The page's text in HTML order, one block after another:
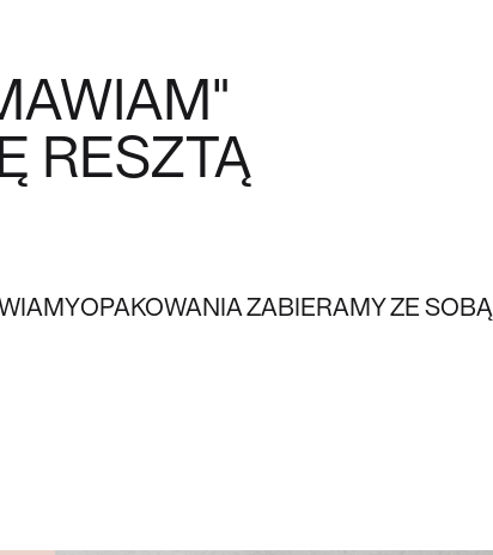
RESZTĄ
OPAKOWANIA ZABIERAMY ZE SOBĄ